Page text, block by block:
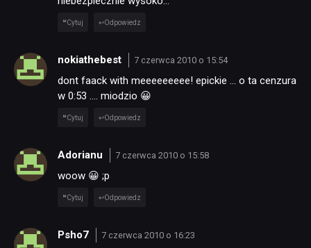
NEWSY
RECENZJE
PUBLICYSTYKA
KULTURA
Cytuj Odpowiedz
nokiathebest 7 czerwca 2010 o 15:54
dont faack with meeeeeeeee! epickie … o ta cenzura
w 0:53 …. miodzio 😀
Cytuj Odpowiedz
Adorianu 7 czerwca 2010 o 15:58
woow 😀 ;p
Cytuj Odpowiedz
Psho7 7 czerwca 2010 o 16:23